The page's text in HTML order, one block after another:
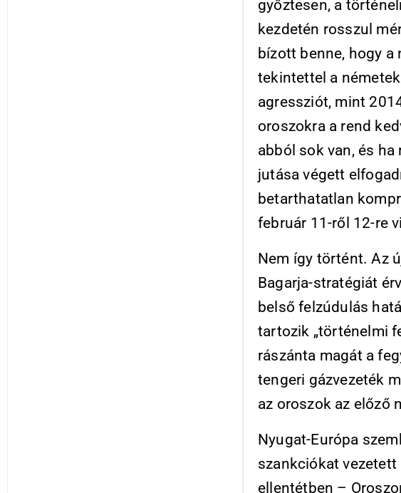
győztesen, a
kezdetén rosszul
bízott benne, hogy
tekintettel a
agressziót, mint
oroszokra a rend
abból sok van, és
jutása végett
betarthatatlan
február 11-ről 12-re
Nem így történt. Az
Bagarja-stratégiát
belső felzúdulás
tartozik „történelmi
rászánta magát a
tengeri gázvezeték
az oroszok az előző
Nyugat-Európa
szankciókat vezetett
ellentétben –